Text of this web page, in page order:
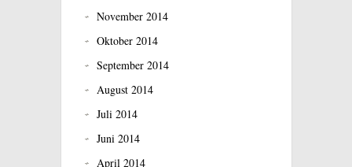
November 2014
Oktober 2014
September 2014
August 2014
Juli 2014
Juni 2014
April 2014